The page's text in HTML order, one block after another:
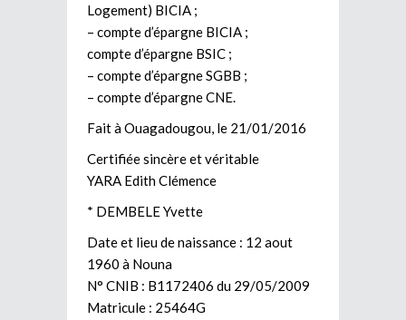
Logement) BICIA ;
– compte d’épargne BICIA ;
compte d’épargne BSIC ;
– compte d’épargne SGBB ;
– compte d’épargne CNE.
Fait à Ouagadougou, le 21/01/2016
Certifiée sincère et véritable
YARA Edith Clémence
* DEMBELE Yvette
Date et lieu de naissance : 12 aout
1960 à Nouna
N° CNIB : B1172406 du 29/05/2009
Matricule : 25464G